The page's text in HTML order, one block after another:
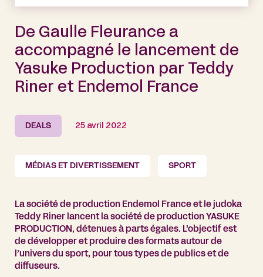
De Gaulle Fleurance a
accompagné le lancement de
Yasuke Production par Teddy
Riner et Endemol France
DEALS 25 avril 2022
MÉDIAS ET DIVERTISSEMENT SPORT
La société de production Endemol France et le judoka
Teddy Riner lancent la société de production YASUKE
PRODUCTION, détenues à parts égales. L’objectif est
de développer et produire des formats autour de
l’univers du sport, pour tous types de publics et de
diffuseurs.